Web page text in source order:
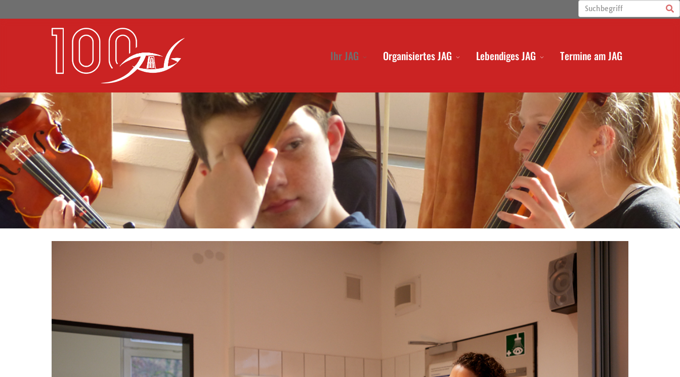
Ihr JAG Organisiertes JAG Lebendiges JAG Termine am JAG